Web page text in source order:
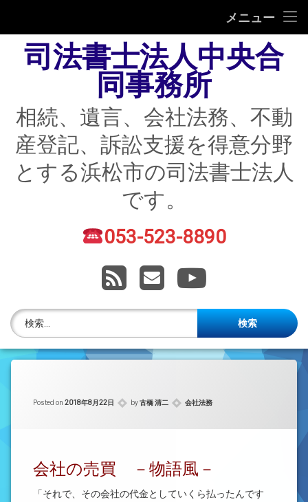
メニュー
相続
不動産登記
債務整理
住宅ローン返済にお困りの方
賃貸トラブル
株主名簿管理人
ご相談について
法律を勉強しよう
司法書士法人中央合
同事務所
相続、遺言、会社法務、不動
産登記、訴訟支援を得意分野
とする浜松市の司法書士法人
です。
電話番号: 053-523-8890
RSSメールアドレス
YouTube
検索:
Posted on 2018年8月22日 by古橋 清二 カテゴリー:
会社法務
会社の売買 －物語風－
「それで、その会社の代金としていくら払ったんです